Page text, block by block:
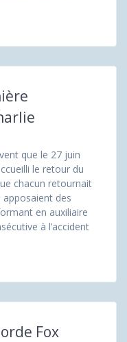
que le 27 juin
le retour du
chacun retournait
des
en auxiliaire
à l’accident
Fox